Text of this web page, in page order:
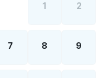
1 2
7 8 9